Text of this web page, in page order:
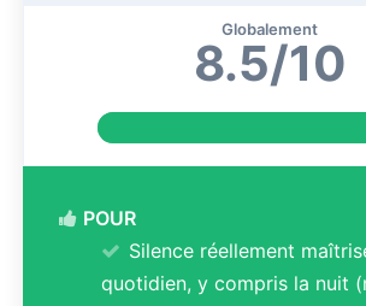
Globalement
8.5/10
POUR
Silence réellement
quotidien, y compris la nuit